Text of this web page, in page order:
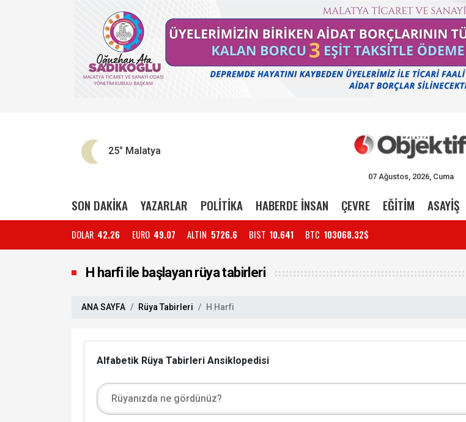
25° Malatya
07 Ağustos, 2026, Cuma
SON DAKİKA YAZARLAR POLİTİKA HABERDE İNSAN ÇEVRE EĞİTİM ASAYİŞ
DOLAR 42.26 EURO 49.07 ALTIN 5726.6 BIST 10.641 BTC 103068.32$
H harfi ile başlayan rüya tabirleri
ANA SAYFA Rüya Tabirleri H Harfi
Alfabetik Rüya Tabirleri Ansiklopedisi